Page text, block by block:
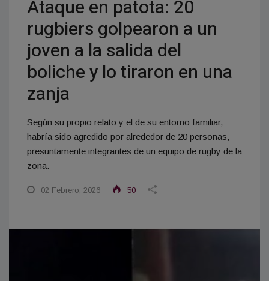
Ataque en patota: 20
rugbiers golpearon a un
joven a la salida del
boliche y lo tiraron en una
zanja
Según su propio relato y el de su entorno familiar,
habría sido agredido por alrededor de 20 personas,
presuntamente integrantes de un equipo de rugby de la
zona.
02 Febrero, 2026 50